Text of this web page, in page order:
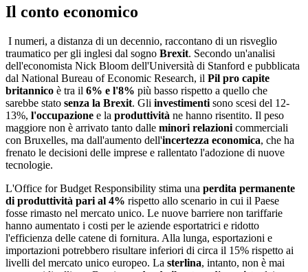
Il conto economico
I numeri, a distanza di un decennio, raccontano di un risveglio
traumatico per gli inglesi dal sogno Brexit. Secondo un'analisi
dell'economista Nick Bloom dell'Università di Stanford e pubblicata
dal National Bureau of Economic Research, il Pil pro capite
britannico è tra il 6% e l'8% più basso rispetto a quello che
sarebbe stato senza la Brexit. Gli investimenti sono scesi del 12-
13%, l'occupazione e la produttività ne hanno risentito. Il peso
maggiore non è arrivato tanto dalle minori relazioni commerciali
con Bruxelles, ma dall'aumento dell'incertezza economica, che ha
frenato le decisioni delle imprese e rallentato l'adozione di nuove
tecnologie.
L'Office for Budget Responsibility stima una perdita permanente
di produttività pari al 4% rispetto allo scenario in cui il Paese
fosse rimasto nel mercato unico. Le nuove barriere non tariffarie
hanno aumentato i costi per le aziende esportatrici e ridotto
l'efficienza delle catene di fornitura. Alla lunga, esportazioni e
importazioni potrebbero risultare inferiori di circa il 15% rispetto ai
livelli del mercato unico europeo. La sterlina, intanto, non è mai